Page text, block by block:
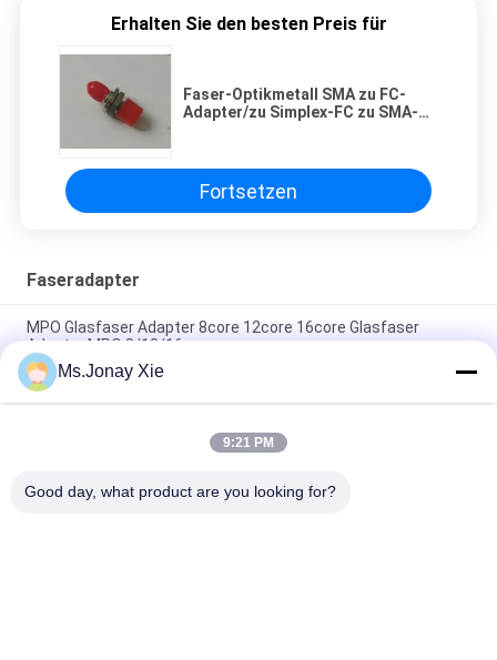
Erhalten Sie den besten Preis für
Faser-Optikmetall SMA zu FC-
Adapter/zu Simplex-FC zu SMA-
Fortsetzen
Faseradapter
MPO Glasfaser Adapter 8core 12core 16core Glasfaser
Adapter MPO 8/12/16core
Optische Faseradapter LC/UPC zu LC/APC Einzelmodus
Simplex LC/APC-LC/UPC Glasfaseradapter SM SX
Metall-FC-Bare-Faser-Adapter 60µm 80µm 126µm 130µm
Ms.Jonay Xie
9:21 PM
Good day, what product are you looking for?